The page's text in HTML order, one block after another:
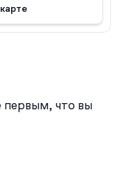
первым, что вы